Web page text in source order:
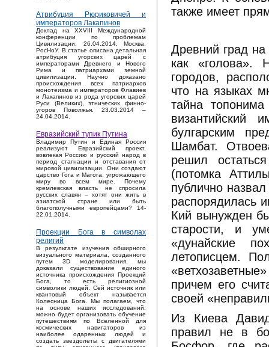
Атрибуция Рюриковичей и
императоров Лакапинов
Доклад на XXVIII Международной
конференции по проблемам
Цивилизации, 26.04.2014, Москва,
РосНоУ. В статье описана детальная
атрибуция угорских царей с
императорами Древнего и Нового
Рима и патриархами земной
цивилизации. Научно доказано
происхождения всех патриархов
монотеизма и императоров Флавиев
и Лакапинов из рода угорских царей
Руси (Великих), этнических финно-
угоров Поволжья. 23.03.2014 –
24.04.2014.
Евразийский тупик Путина
Владимир Путин и Единая Россия
реализуют Евразийский проект,
вовлекая Россию и русский народ в
период стагнации и отставания от
мировой цивилизации. Они создают
царство Гога и Магога, угрожающего
миру во всем мире. Почему
кремлевская власть не спросила
русских славян – хотят они жить в
азиатской стране или быть
благополучными европейцами? 14-
22.01.2014.
Проекции Бога в символах
религий
В результате изучения обширного
визуального материала, созданного
путем 3D моделирования, мы
доказали существование единого
источника происхождения Проекций
Бога, то есть религиозной
символики людей. Сей источник или
квантовый объект называется
Колесница Бога. Мы полагаем, что
на основе наших исследований,
можно будет организовать обучение
путешествиям по Вселенной для
космических навигаторов из
наиболее одаренных людей и
создать звездолеты с двигателями
также имеет
Древний град
как «голова».
городов,
что на языках
тайна
византийский
булгарским
Шамбат.
решил
(потомка
публично
распорядилась
Кий вынужден
старости, и
«дунайские
летописцем.
причем его
своей
Из Киева
правил не в